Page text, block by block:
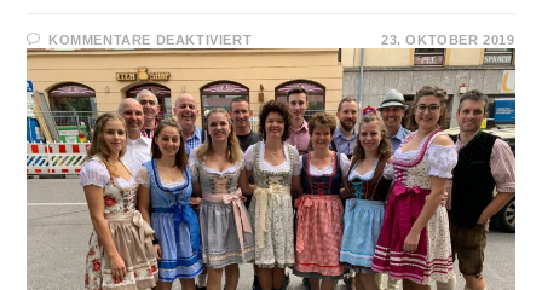
KOMMENTARE DEAKTIVIERTFÜR
FUNKTIONÄREN-
AUSFLUG
2019
NACH
MÜNCHEN
23. OKTOBER 2019